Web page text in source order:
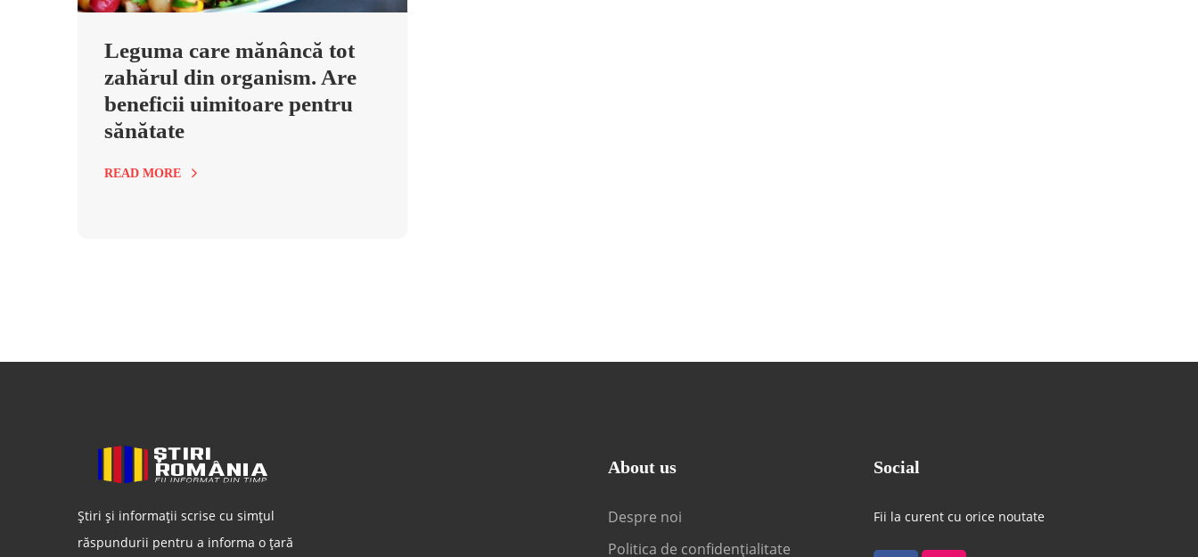
Leguma care mănâncă tot
zahărul din organism. Are
beneficii uimitoare pentru
sănătate
READ MORE
Știri și informații scrise cu simțul
răspundurii pentru a informa o țară
About us
Despre noi
Politica de confidențialitate
Social
Fii la curent cu orice noutate